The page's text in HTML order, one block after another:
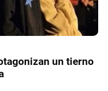
un tierno